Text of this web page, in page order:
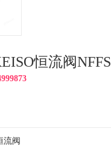
恒流阀NFFS
流阀